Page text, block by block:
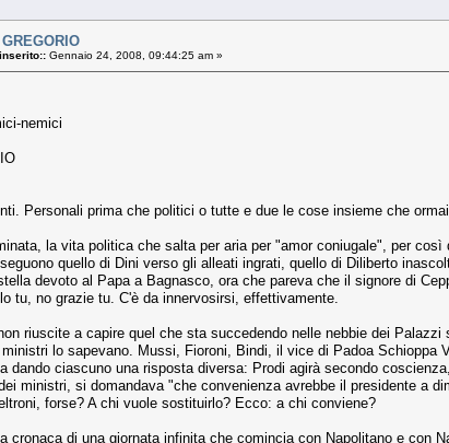
Gennaio 24, 2008, 09:44:25 am »
nemici
Personali prima che politici o tutte e due le cose insieme che
la vita politica che salta per aria per "amor coniugale", per
quello di Dini verso gli alleati ingrati, quello di Diliberto
devoto al Papa a Bagnasco, ora che pareva che il signore di
tu, no grazie tu. C'è da innervosirsi, effettivamente.
riuscite a capire quel che sta succedendo nelle nebbie dei
lo sapevano. Mussi, Fioroni, Bindi, il vice di Padoa
dando ciascuno una risposta diversa: Prodi agirà secondo
ministri, si domandava "che convenienza avrebbe il presidente a
forse? A chi vuole sostituirlo? Ecco: a chi conviene?
cronaca di una giornata infinita che comincia con Napolitano e